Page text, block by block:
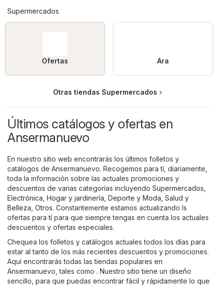
Supermercados
Ofertas Ara
Otras tiendas Supermercados
Últimos catálogos y ofertas en
Ansermanuevo
En nuestro sitio web encontrarás los últimos folletos y
catálogos de Ansermanuevo. Recogemos para tí, diariamente,
toda la información sobre las actuales promociones y
descuentos de varias categorías incluyendo Supermercados
Electrónica Hogar y jardinería Deporte y Moda Salud y
Belleza Otros. Constantemente estamos actualizando ls
ofertas para tí para que siempre tengas en cuenta los actuales
descuentos y ofertas especiales.
Chequea los folletos y catálogos actuales todos los días para
estar al tanto de los más recientes descuentos y promociones.
Aquí encontrarás todas las tiendas populares en
Ansermanuevo, tales como . Nuestro sitio tiene un diseño
sencillo, para que puedas encontrar fácil y rápidamente lo que